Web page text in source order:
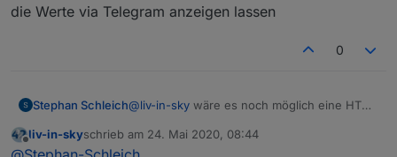
die Werte via Telegram anzeigen lassen
0
Stephan Schleich@liv-in-sky wäre es noch möglich eine HTML
könnte man dann die Werte via Telegram
Offline
liv-in-skyschrieb am 24. Mai 2020, 08:44
zuletzt editiert von